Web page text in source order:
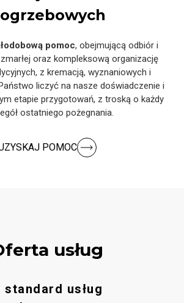
pomoc, obejmującą odbiór i
oraz kompleksową organizację
z kremacją, wyznaniowych i
liczyć na nasze doświadczenie i
etapie przygotowań, z troską o każdy
ostatniego pożegnania.
POMOC
usług
standard usług